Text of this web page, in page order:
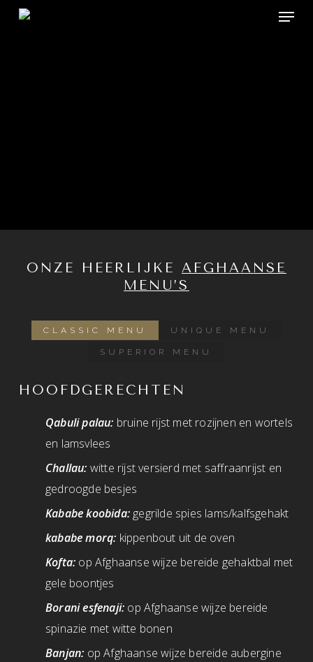
Skip
Menu
ONZE HEERLIJKE AFGHAANSE
MENU’S
CLASSIC MENU UNIQUE MENU
SUPERIOR MENU
HOOFDGERECHTEN
Qabuli palau: bruine rijst met rozijnen en wortels
en lamsvlees
Challau: witte rijst versierd met saffraanrijst en
gedroogde besjes
Kababe koobida: gegrilde spies lams/kalfsgehakt
kababe morq: kippenbout uit de oven
Kofta: op Afghaanse wijze bereide gehaktbal met
gele boontjes
Borani esfenaji: op Afghaanse wijze bereide
spinazie met witte bonen
Banjan: op Afghaanse wijze bereide aubergine